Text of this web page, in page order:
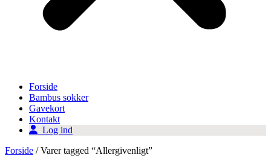
Forside
Bambus sokker
Gavekort
Kontakt
Log ind
Forside / Varer tagged “Allergivenligt”